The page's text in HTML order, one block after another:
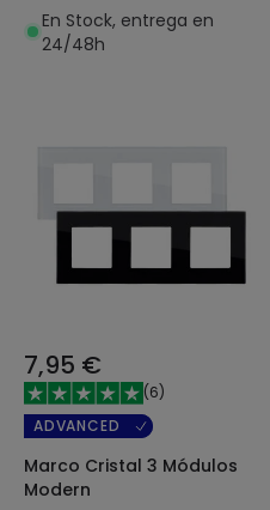
En Stock, entrega en
24/48h
7,95 €
(6)
ADVANCED
Marco Cristal 3 Módulos
Modern